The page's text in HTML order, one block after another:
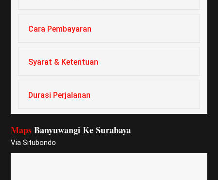
Cara Pembayaran
Syarat & Ketentuan
Durasi Perjalanan
MapsBanyuwangi Ke Surabaya
Via Situbondo